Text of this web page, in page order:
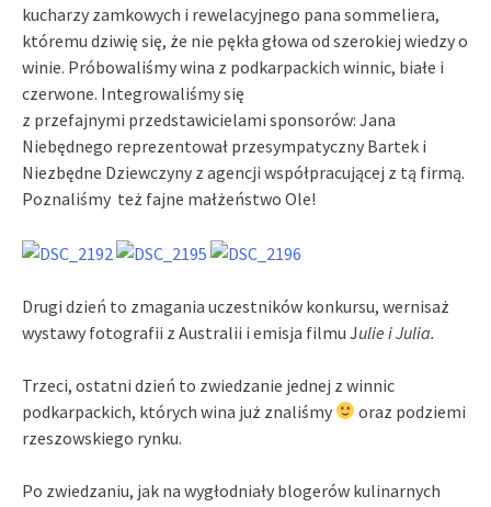
kucharzy zamkowych i rewelacyjnego pana sommeliera,
któremu dziwię się, że nie pękła głowa od szerokiej wiedzy o
winie. Próbowaliśmy wina z podkarpackich winnic, białe i
czerwone. Integrowaliśmy się
z przefajnymi przedstawicielami sponsorów: Jana
Niebędnego reprezentował przesympatyczny Bartek i
Niezbędne Dziewczyny z agencji współpracującej z tą firmą.
Poznaliśmy też fajne małżeństwo Ole!
Drugi dzień to zmagania uczestników konkursu, wernisaż
wystawy fotografii z Australii i emisja filmu Julie i Julia.
Trzeci, ostatni dzień to zwiedzanie jednej z winnic
podkarpackich, których wina już znaliśmy
oraz podziemi
rzeszowskiego rynku.
Po zwiedzaniu, jak na wygłodniały blogerów kulinarnych